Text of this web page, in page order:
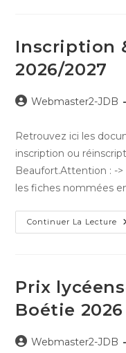
Inscription
2026/2027
Auteur/autrice
la
Webmaster2-JDB
Retrouvez ici les
inscription ou
Beaufort.Attention : -
les fiches nommées
Continuer La Lecture
&
Prix
Boétie 2026
Auteur/autrice
Webmaster2-JDB